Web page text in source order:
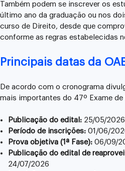
Também podem se inscrever os
último ano da graduação ou nos
curso de Direito, desde que
conforme as regras estabelecidas
Principais datas da
De acordo com o cronograma
mais importantes do 47º Exame de
Publicação do edital: 25/05/2026
Período de inscrições: 01/06/
Prova objetiva (1ª Fase): 06/09/
Publicação do edital de
24/07/2026